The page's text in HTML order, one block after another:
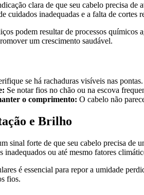
clara de que seu cabelo precisa
cuidados inadequadas e a falta de cortes
podem resultar de processos químicos
um crescimento saudável.
se há rachaduras visíveis nas pontas.
Se notar fios no chão ou na escova
o comprimento: O cabelo não
e Brilho
sinal forte de que seu cabelo precisa de
inadequados ou até mesmo fatores
é essencial para repor a umidade
fios.